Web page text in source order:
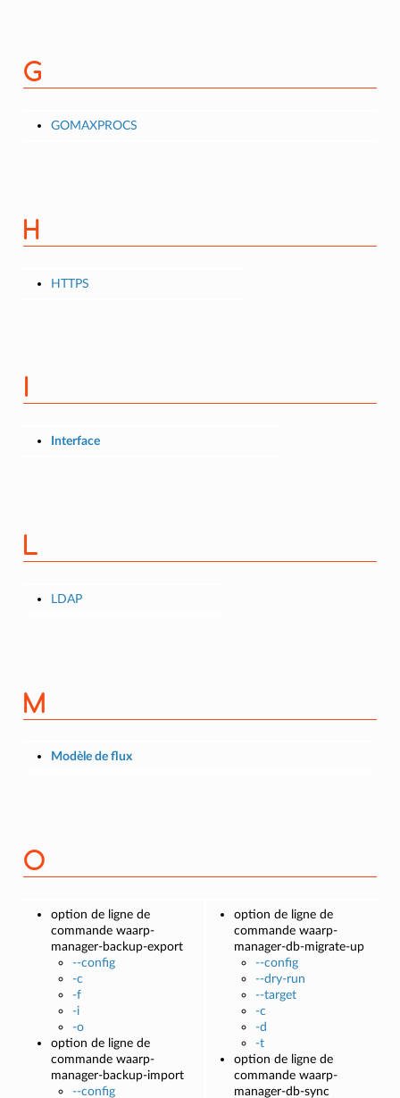
G
GOMAXPROCS
H
HTTPS
I
Interface
L
LDAP
M
Modèle de flux
O
option de ligne de
commande waarp-
manager-backup-export
--config
-c
-f
-i
-o
option de ligne de
commande waarp-
manager-backup-import
--config
option de ligne de
commande waarp-
manager-db-migrate-up
--config
--dry-run
--target
-c
-d
-t
option de ligne de
commande waarp-
manager-db-sync